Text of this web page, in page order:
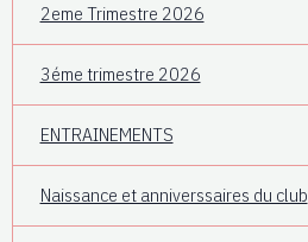
2eme Trimestre 2026
3éme trimestre 2026
ENTRAINEMENTS
Naissance et anniverssaires du club